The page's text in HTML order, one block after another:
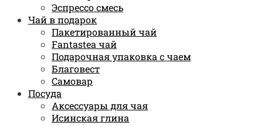
Эспрессо смесь
Чай в подарок
Пакетированный чай
Fantastea чай
Подарочная упаковка с чаем
Благовест
Самовар
Посуда
Аксессуары для чая
Исинская глина